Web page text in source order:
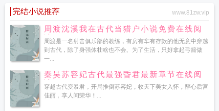
完结小说推荐 www.81zw.vip
周渡沈溪我在古代当猎户小说免费在线阅
读
周渡是一名射击俱乐部的教练，有房有车有存款的他无意中穿越
到古代，除了身强体壮啥也不会。为了生活，只好拿起弓箭做
一...
秦昊苏容妃古代最强昏君最新章节在线阅
读
穿越古代变暴君，开局推倒苏容妃，收天下美女入怀，醉心后宫
佳丽，享人间荣华！...